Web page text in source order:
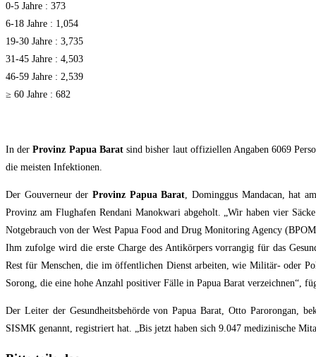
0-5 Jahre : 373
6-18 Jahre : 1,054
19-30 Jahre : 3,735
31-45 Jahre : 4,503
46-59 Jahre : 2,539
≥ 60 Jahre : 682
In derProvinz Papua Baratsind bisher laut offiziellen Angaben 6069
die meisten Infektionen.
Der Gouverneur derProvinz Papua Barat, Dominggus Mandacan, hat
Provinz am Flughafen Rendani Manokwari abgeholt. „Wir haben vier
Notgebrauch von der West Papua Food and Drug Monitoring Agency
Ihm zufolge wird die erste Charge des Antikörpers vorrangig für das
Rest für Menschen, die im öffentlichen Dienst arbeiten, wie Militär- oder
Sorong, die eine hohe Anzahl positiver Fälle in Papua Barat verzeichnen“,
Der Leiter der Gesundheitsbehörde von Papua Barat, Otto Parorongan,
SISMK genannt, registriert hat. „Bis jetzt haben sich 9.047 medizinische